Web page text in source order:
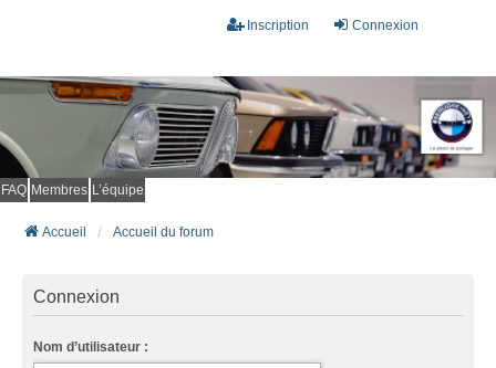
Connexion
Inscription
FAQ Membres L’équipe
Accueil Accueil du forum
Connexion
Nom d’utilisateur :